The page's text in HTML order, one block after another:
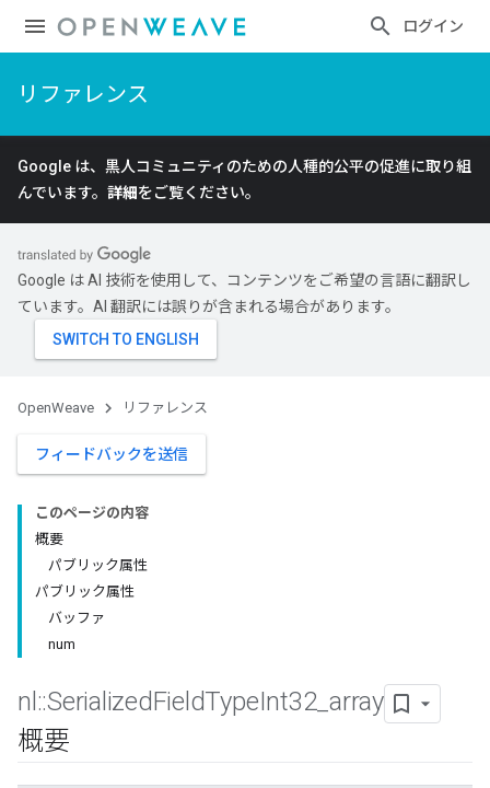
ログイン
リファレンス
Google は、黒人コミュニティのための人種的公平の促進に取り組
んでいます。 詳細をご覧ください。
Google は AI 技術を使用して、コンテンツをご希望の言語に翻訳し
ています。AI 翻訳には誤りが含まれる場合があります。
OpenWeave リファレンス
フィードバックを送信
このページの内容
概要
パブリック属性
パブリック属性
バッファ
num
nl ::SerializedFieldTypeInt32_array
概要